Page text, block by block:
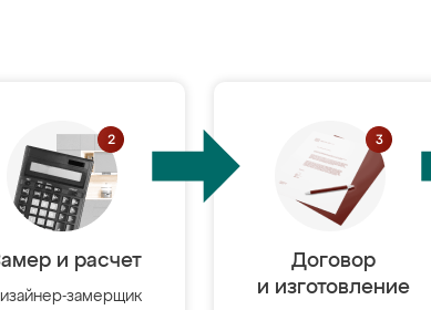
и расчет
замерщик
Договор
и изготовление